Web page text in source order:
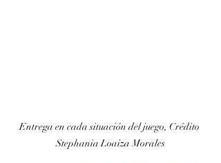
Entrega en cada situación del juego, Crédito
Stephania Loaiza Morales